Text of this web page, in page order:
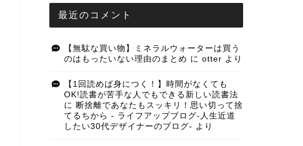
最近のコメント
【無駄な買い物】ミネラルウォーターは買う
のはもったいない理由のまとめ に otter より
【1回読めば身につく！】時間がなくても
OK!読書が苦手な人でもできる新しい読書法
に 断捨離であなたもスッキリ！思い切って捨
てるちから - ライフアップブログ-人生近道
したい30代デザイナーのブログ- より